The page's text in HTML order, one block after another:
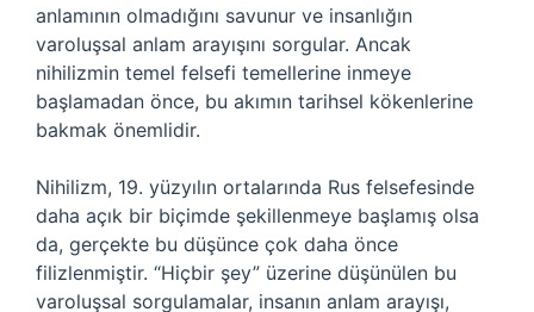
anlamının olmadığını savunur ve insanlığın
varoluşsal anlam arayışını sorgular. Ancak
nihilizmin temel felsefi temellerine inmeye
başlamadan önce, bu akımın tarihsel kökenlerine
bakmak önemlidir.
Nihilizm, 19. yüzyılın ortalarında Rus felsefesinde
daha açık bir biçimde şekillenmeye başlamış olsa
da, gerçekte bu düşünce çok daha önce
filizlenmiştir. “Hiçbir şey” üzerine düşünülen bu
varoluşsal sorgulamalar, insanın anlam arayışı,